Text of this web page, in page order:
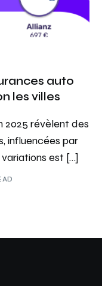
auto
les villes
2025 révèlent des
influencées par
est […]